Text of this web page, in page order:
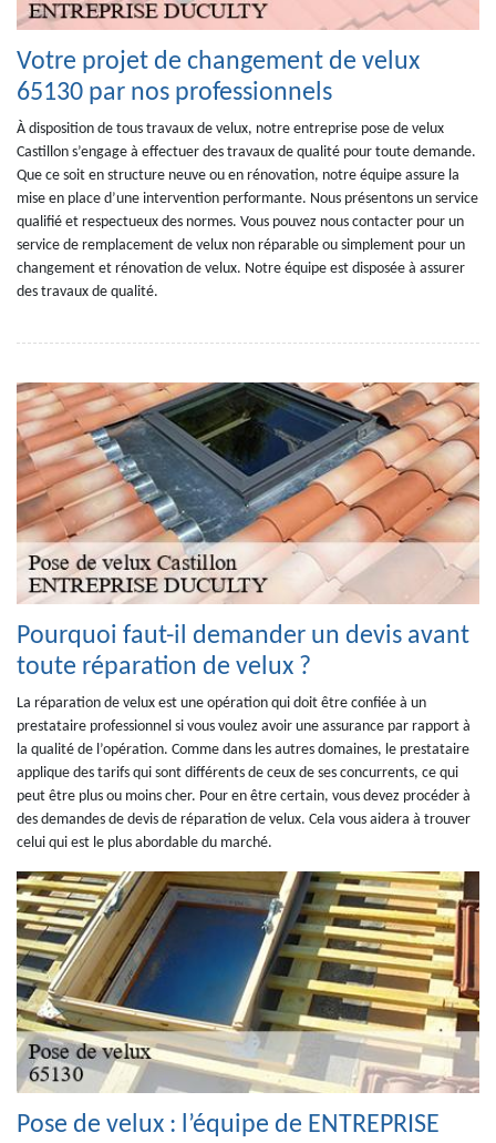
Votre projet de changement de velux
65130 par nos professionnels
À disposition de tous travaux de velux, notre entreprise pose de velux
Castillon s’engage à effectuer des travaux de qualité pour toute demande.
Que ce soit en structure neuve ou en rénovation, notre équipe assure la
mise en place d’une intervention performante. Nous présentons un service
qualifié et respectueux des normes. Vous pouvez nous contacter pour un
service de remplacement de velux non réparable ou simplement pour un
changement et rénovation de velux. Notre équipe est disposée à assurer
des travaux de qualité.
Pourquoi faut-il demander un devis avant
toute réparation de velux ?
La réparation de velux est une opération qui doit être confiée à un
prestataire professionnel si vous voulez avoir une assurance par rapport à
la qualité de l’opération. Comme dans les autres domaines, le prestataire
applique des tarifs qui sont différents de ceux de ses concurrents, ce qui
peut être plus ou moins cher. Pour en être certain, vous devez procéder à
des demandes de devis de réparation de velux. Cela vous aidera à trouver
celui qui est le plus abordable du marché.
Pose de velux : l’équipe de ENTREPRISE